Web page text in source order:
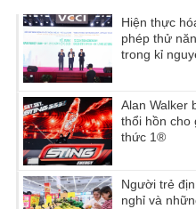
Hiện thực
phép thử
trong kỉ
Alan Walker
thổi hồn cho
thức 1®
Người trẻ
nghỉ và